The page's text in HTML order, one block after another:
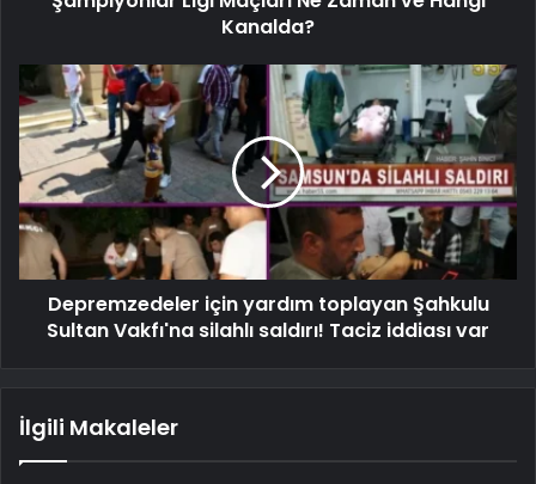
Kanalda?
Depremzedeler için yardım toplayan Şahkulu
Sultan Vakfı'na silahlı saldırı! Taciz iddiası var
İlgili Makaleler